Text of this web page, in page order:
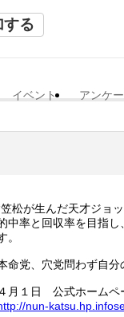
する
イベント アンケ
笠松が生んだ天才ジョ
中率と回収率を目指
。
命党、穴党問わず自分
４月１日 公式ホームペ
nun-katsu.hp.i